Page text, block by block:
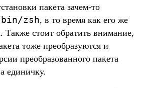
пакета зачем-то
zsh, в то время как его же
Также стоит обратить внимание,
тоже преобразуются и
преобразованного пакета
единичку.